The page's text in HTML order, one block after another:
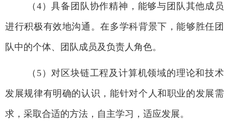
（ 4）具备团队协作精神，能够与团队其他成员
进行积极有效地沟通。在多学科背景下，能够胜任团
队中的个体、团队成员及负责人角色。
（ 5）对区块链工程及计算机领域的理论和技术
发展规律有明确的认识，能针对个人和职业的发展需
求，采取合适的方法，自主学习，适应发展。